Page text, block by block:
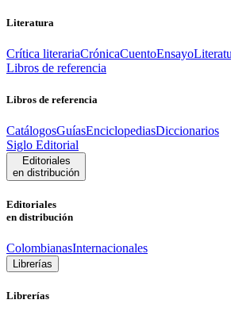
Literatura
Crítica literariaCrónicaCuentoEnsayo
Libros de referencia
Libros de referencia
CatálogosGuíasEnciclopediasDiccionarios
Siglo Editorial
Editoriales
en distribución
Editoriales
en distribución
ColombianasInternacionales
Librerías
Librerías